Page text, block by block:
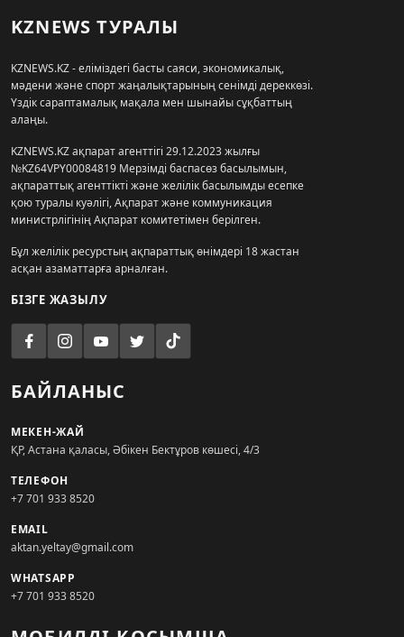
KZNEWS ТУРАЛЫ
KZNEWS.KZ - еліміздегі басты саяси, экономикалық,
мәдени және спорт жаңалықтарының сенімді дереккөзі.
Үздік сараптамалық мақала мен шынайы сұқбаттың
алаңы.
KZNEWS.KZ ақпарат агенттігі 29.12.2023 жылғы
№KZ64VPY00084819 Мерзімді баспасөз басылымын,
ақпараттық агенттікті және желілік басылымды есепке
қою туралы куәлігі, Ақпарат және коммуникация
министрлігінің Ақпарат комитетімен берілген.
Бұл желілік ресурстың ақпараттық өнімдері 18 жастан
асқан азаматтарға арналған.
БІЗГЕ ЖАЗЫЛУ
БАЙЛАНЫС
МЕКЕН-ЖАЙ
ҚР, Астана қаласы, Әбікен Бектұров көшесі, 4/3
ТЕЛЕФОН
+7 701 933 8520
EMAIL
aktan.yeltay@gmail.com
WHATSAPP
+7 701 933 8520